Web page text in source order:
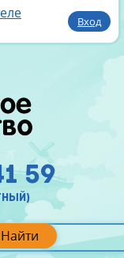
Вход
Найти
59